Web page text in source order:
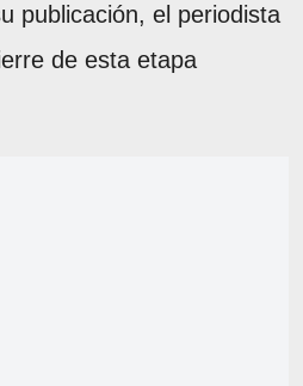
publicación, el periodista
de esta etapa